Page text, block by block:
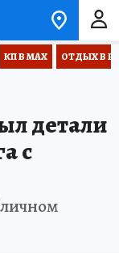
КП В МАХ ОТДЫХ В
детали
с